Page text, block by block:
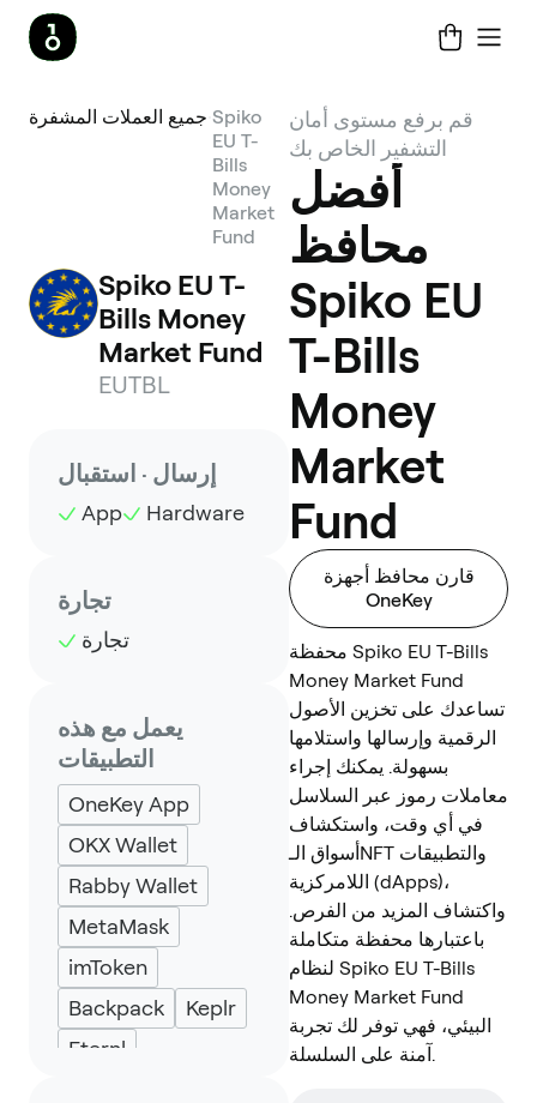
جميع العملات المشفرة Spiko
EU T-
Bills
Money
Market
Fund
Spiko EU T-
Bills Money
Market Fund
EUTBL
إرسال · استقبال
App Hardware
تجارة
تجارة
يعمل مع هذه
التطبيقات
OneKey App
OKX Wallet
Rabby Wallet
MetaMask
imToken
Backpack
Keplr
Eternl
قم برفع مستوى أمان
التشفير الخاص بك
أفضل
محافظ
Spiko EU
T-Bills
Money
Market
Fund
قارن محافظ أجهزة
OneKey
محفظة Spiko EU T-Bills
Money Market Fund
تساعدك على تخزين الأصول
الرقمية وإرسالها واستلامها
بسهولة. يمكنك إجراء
معاملات رموز عبر السلاسل
في أي وقت، واستكشاف
أسواق الـNFT والتطبيقات
اللامركزية (dApps)،
واكتشاف المزيد من الفرص.
باعتبارها محفظة متكاملة
لنظام Spiko EU T-Bills
Money Market Fund
البيئي، فهي توفر لك تجربة
آمنة على السلسلة.